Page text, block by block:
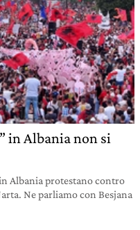
in Albania non si
Albania protestano contro
Ne parliamo con Besjana